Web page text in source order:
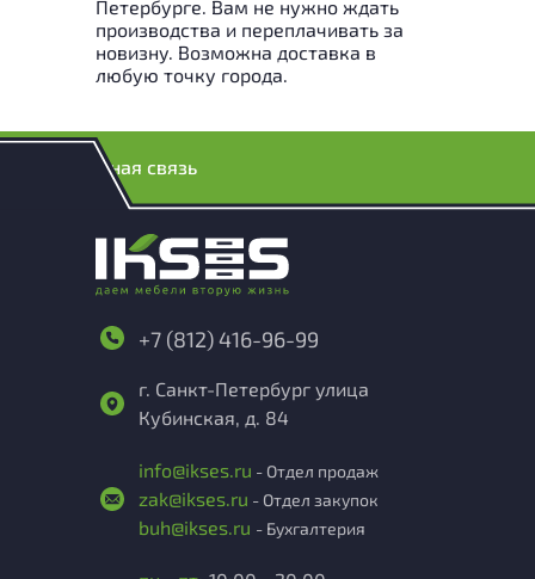
Петербурге. Вам не нужно ждать
производства и переплачивать за
новизну. Возможна доставка в
любую точку города.
Обратная связь
+7 (812) 416-96-99
г. Санкт-Петербург улица
Кубинская, д. 84
info@ikses.ru - Отдел продаж
zak@ikses.ru - Отдел закупок
buh@ikses.ru - Бухгалтерия